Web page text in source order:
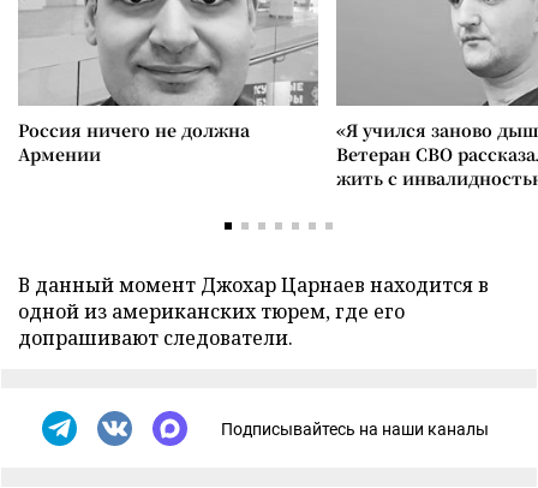
Россия ничего не должна
Армении
«Я учился заново
Ветеран СВО
жить с
В данный момент Джохар Царнаев находится в
одной из американских тюрем, где его
допрашивают следователи.
Подписывайтесь на наши каналы